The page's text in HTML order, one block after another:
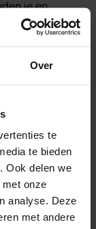
Over
te
te bieden
Ook delen we
onze
analyse. Deze
met andere
je en
met
de
omgaan
mensen